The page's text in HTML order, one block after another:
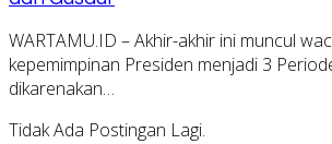
WARTAMU.ID – Akhir-akhir ini muncul
kepemimpinan Presiden menjadi 3
dikarenakan…
Tidak Ada Postingan Lagi.